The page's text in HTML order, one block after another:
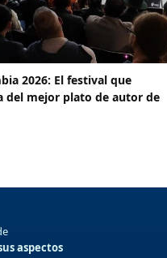
2026: El festival que
del mejor plato de autor de
aspectos